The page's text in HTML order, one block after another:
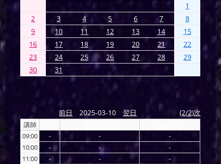
1
2
3 4 5 6 7
8
9
10 11 12 13 14
15
16
17 18 19 20 21
22
23
24 25 26 27 28
29
30
31
前日 2025-03-10 翌日 (2/2)次
講師
09:00
- -
-
10:00
- -
-
11:00
- -
-